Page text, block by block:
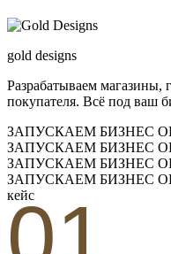
gold designs
Разрабатываем магазины,
покупателя. Всё под ваш
ЗАПУСКАЕМ БИЗНЕС
ЗАПУСКАЕМ БИЗНЕС
ЗАПУСКАЕМ БИЗНЕС
ЗАПУСКАЕМ БИЗНЕС
кейс